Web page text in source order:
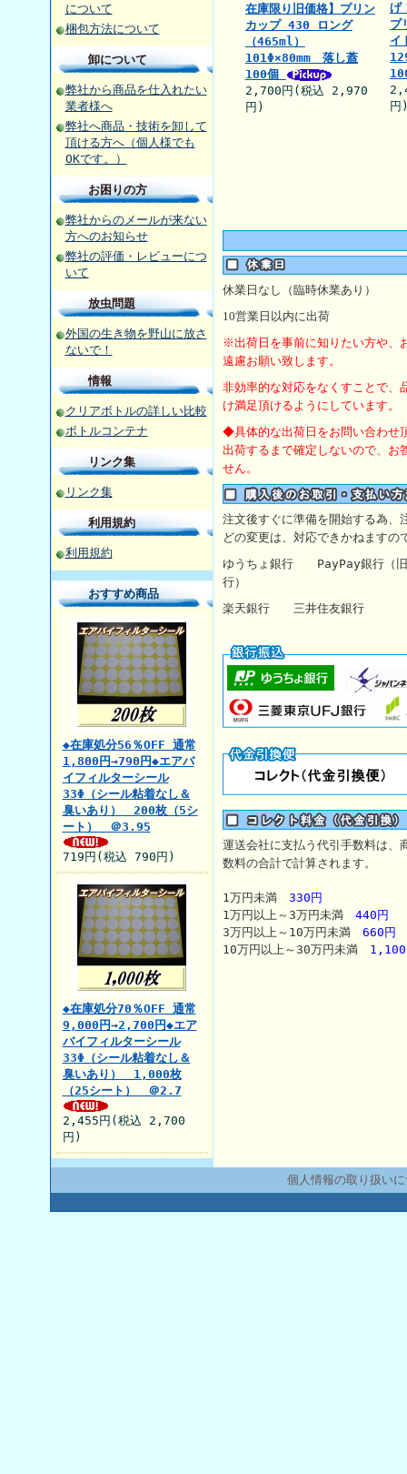
について
梱包方法について
卸について
弊社から商品を仕入れたい
業者様へ
弊社へ商品・技術を卸して
頂ける方へ（個人様でも
OKです。）
お困りの方
弊社からのメールが来ない
方へのお知らせ
弊社の評価・レビューにつ
いて
放虫問題
外国の生き物を野山に放さ
ないで！
情報
クリアボトルの詳しい比較
ボトルコンテナ
リンク集
リンク集
利用規約
利用規約
おすすめ商品
◆在庫処分56％OFF 通常
1,800円→790円◆エアバ
イフィルターシール
33Φ（シール粘着なし＆
臭いあり） 200枚（5シ
ート） ＠3.95
719円(税込 790円)
◆在庫処分70％OFF 通常
9,000円→2,700円◆エア
バイフィルターシール
33Φ（シール粘着なし＆
臭いあり） 1,000枚
（25シート） ＠2.7
2,455円(税込 2,700
円)
在庫限り旧価格】プリン
カップ 430 ロング
（465ml）
101Φ×80mm 落し蓋
100個
2,700円(税込 2,970
円)
げ
プ
イ
円
休業日なし（臨時休業あり）
10営業日以内に出荷
※出荷日を事前に知りたい方や、
遠慮お願い致します。
非効率的な対応をなくすことで、
け満足頂けるようにしています。
◆具体的な出荷日をお問い合わせ
出荷するまで確定しないので、お
せん。
注文後すぐに準備を開始する為、
どの変更は、対応できかねますの
ゆうちょ銀行 PayPay銀行（
行）
楽天銀行 三井住友銀行 【
運送会社に支払う代引手数料は、
数料の合計で計算されます。
1万円未満 330円
1万円以上～3万円未満 440円
3万円以上～10万円未満 660円
10万円以上～30万円未満 1,100
個人情報の取り扱い